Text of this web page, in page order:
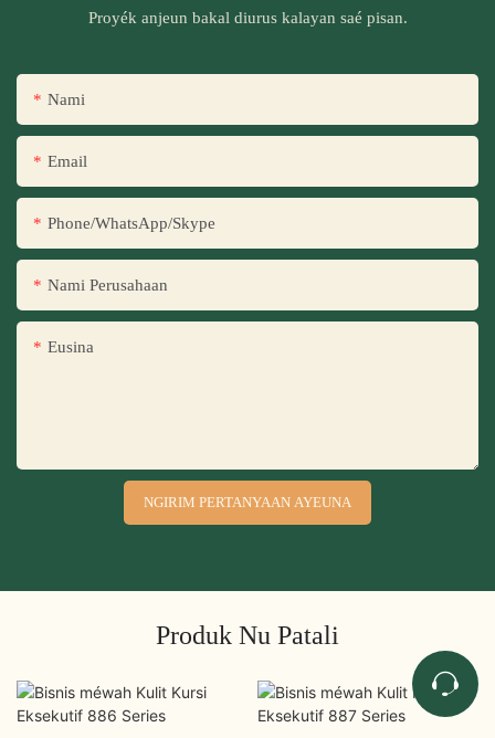
Proyék anjeun bakal diurus kalayan saé pisan.
Nami
Email
Phone/WhatsApp/Skype
Nami Perusahaan
Eusina
NGIRIM PERTANYAAN AYEUNA
Produk Nu Patali